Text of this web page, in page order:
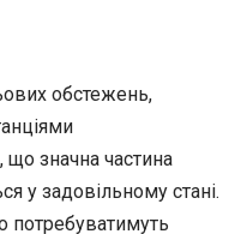
обстежень,
що значна частина
у задовільному стані.
потребуватимуть